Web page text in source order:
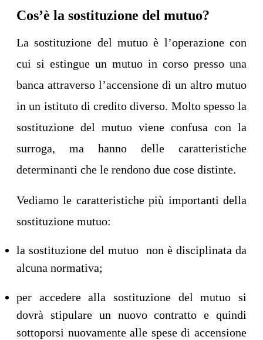
Cos’è la sostituzione del mutuo?
La sostituzione del mutuo è l’operazione con
cui si estingue un mutuo in corso presso una
banca attraverso l’accensione di un altro mutuo
in un istituto di credito diverso. Molto spesso la
sostituzione del mutuo viene confusa con la
surroga, ma hanno delle caratteristiche
determinanti che le rendono due cose distinte.
Vediamo le caratteristiche più importanti della
sostituzione mutuo:
la sostituzione del mutuo non è disciplinata da
alcuna normativa;
per accedere alla sostituzione del mutuo si
dovrà stipulare un nuovo contratto e quindi
sottoporsi nuovamente alle spese di accensione